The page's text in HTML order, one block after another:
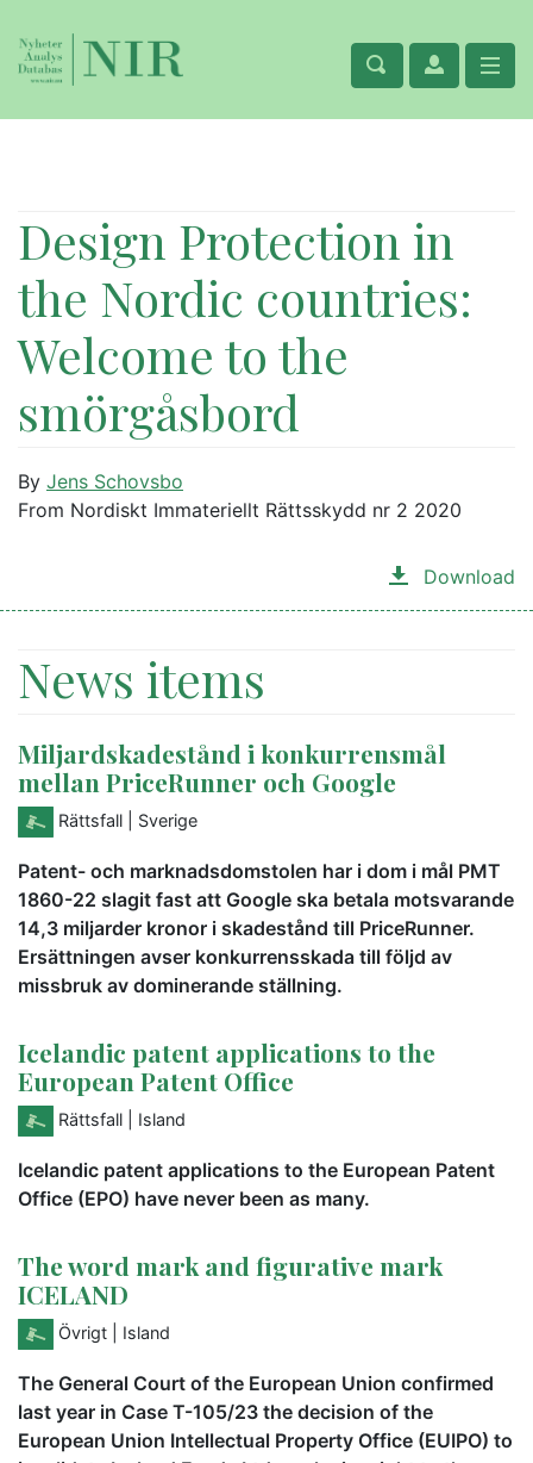
Design Protection in
the Nordic countries:
Welcome to the
smörgåsbord
By Jens Schovsbo
From Nordiskt Immateriellt Rättsskydd nr 2 2020
Download
News items
Miljardskadestånd i konkurrensmål
mellan PriceRunner och Google
Rättsfall | Sverige
Patent- och marknadsdomstolen har i dom i mål PMT
1860-22 slagit fast att Google ska betala motsvarande
14,3 miljarder kronor i skadestånd till PriceRunner.
Ersättningen avser konkurrensskada till följd av
missbruk av dominerande ställning.
Icelandic patent applications to the
European Patent Office
Rättsfall | Island
Icelandic patent applications to the European Patent
Office (EPO) have never been as many.
The word mark and figurative mark
ICELAND
Övrigt | Island
The General Court of the European Union confirmed
last year in Case T-105/23 the decision of the
European Union Intellectual Property Office (EUIPO) to